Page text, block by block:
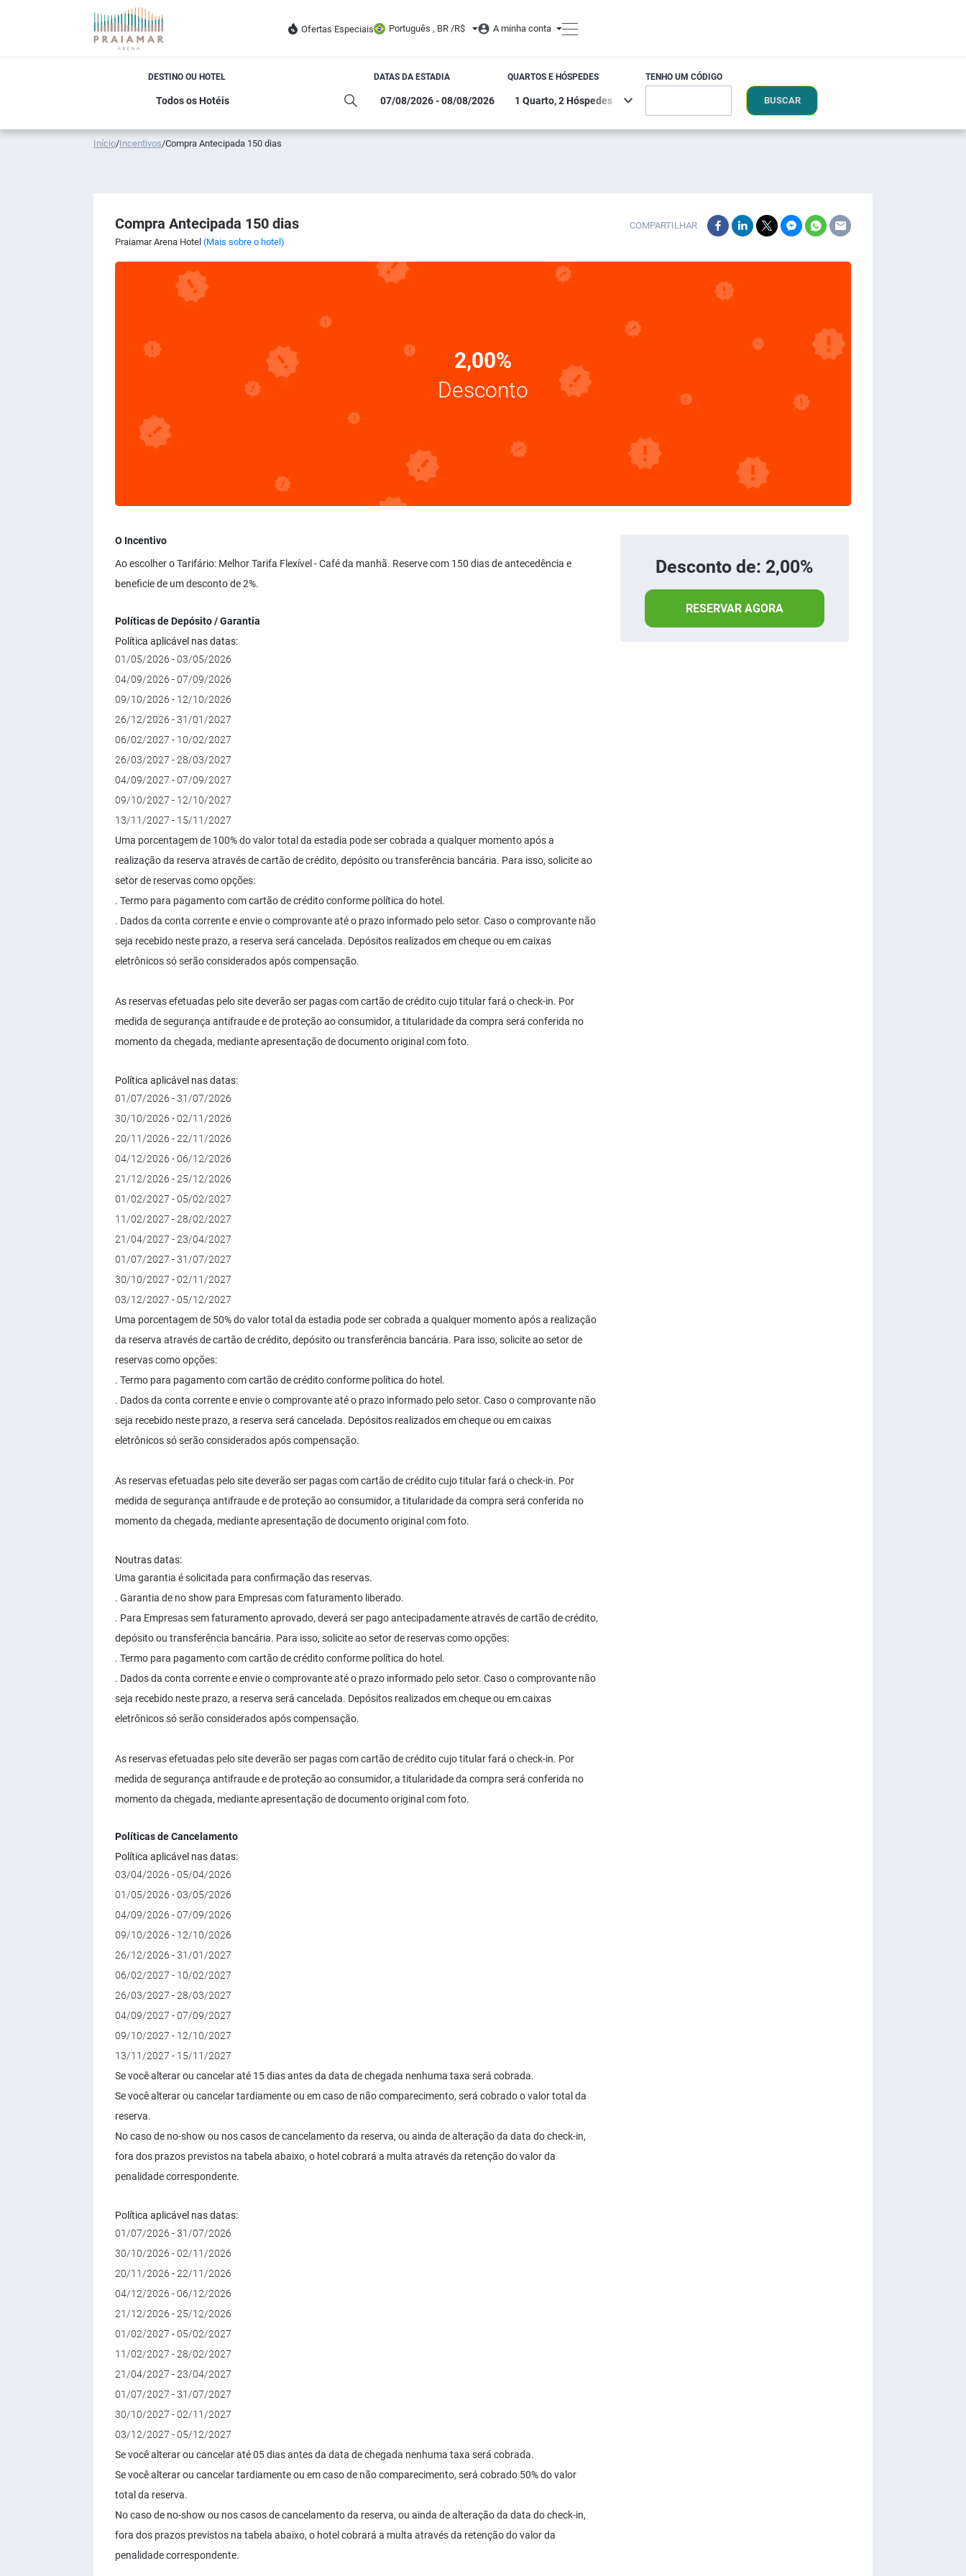
Ofertas Especiais Português , BR /R$ A minha conta
DESTINO OU HOTEL DATAS DA ESTADIA QUARTOS E HÓSPEDES TENHO UM CÓDIGO
BUSCAR
Início/Incentivos/Compra Antecipada 150 dias
Compra Antecipada 150 dias
Praiamar Arena Hotel (Mais sobre o hotel)
COMPARTILHAR
2,00%
Desconto
O Incentivo
Ao escolher o Tarifário: Melhor Tarifa Flexível - Café da manhã. Reserve com 150 dias de antecedência e
beneficie de um desconto de 2%.
Políticas de Depósito / Garantia
Política aplicável nas datas:
01/05/2026 - 03/05/2026
04/09/2026 - 07/09/2026
09/10/2026 - 12/10/2026
26/12/2026 - 31/01/2027
06/02/2027 - 10/02/2027
26/03/2027 - 28/03/2027
04/09/2027 - 07/09/2027
09/10/2027 - 12/10/2027
13/11/2027 - 15/11/2027
Uma porcentagem de 100% do valor total da estadia pode ser cobrada a qualquer momento após a
realização da reserva através de cartão de crédito, depósito ou transferência bancária. Para isso, solicite ao
setor de reservas como opções:
. Termo para pagamento com cartão de crédito conforme política do hotel.
. Dados da conta corrente e envie o comprovante até o prazo informado pelo setor. Caso o comprovante não
seja recebido neste prazo, a reserva será cancelada. Depósitos realizados em cheque ou em caixas
eletrônicos só serão considerados após compensação.
As reservas efetuadas pelo site deverão ser pagas com cartão de crédito cujo titular fará o check-in. Por
medida de segurança antifraude e de proteção ao consumidor, a titularidade da compra será conferida no
momento da chegada, mediante apresentação de documento original com foto.
Política aplicável nas datas:
01/07/2026 - 31/07/2026
30/10/2026 - 02/11/2026
20/11/2026 - 22/11/2026
04/12/2026 - 06/12/2026
21/12/2026 - 25/12/2026
01/02/2027 - 05/02/2027
11/02/2027 - 28/02/2027
21/04/2027 - 23/04/2027
01/07/2027 - 31/07/2027
30/10/2027 - 02/11/2027
03/12/2027 - 05/12/2027
Uma porcentagem de 50% do valor total da estadia pode ser cobrada a qualquer momento após a realização
da reserva através de cartão de crédito, depósito ou transferência bancária. Para isso, solicite ao setor de
reservas como opções:
. Termo para pagamento com cartão de crédito conforme política do hotel.
. Dados da conta corrente e envie o comprovante até o prazo informado pelo setor. Caso o comprovante não
seja recebido neste prazo, a reserva será cancelada. Depósitos realizados em cheque ou em caixas
eletrônicos só serão considerados após compensação.
As reservas efetuadas pelo site deverão ser pagas com cartão de crédito cujo titular fará o check-in. Por
medida de segurança antifraude e de proteção ao consumidor, a titularidade da compra será conferida no
momento da chegada, mediante apresentação de documento original com foto.
Noutras datas:
Uma garantia é solicitada para confirmação das reservas.
. Garantia de no show para Empresas com faturamento liberado.
. Para Empresas sem faturamento aprovado, deverá ser pago antecipadamente através de cartão de crédito,
depósito ou transferência bancária. Para isso, solicite ao setor de reservas como opções:
. Termo para pagamento com cartão de crédito conforme política do hotel.
. Dados da conta corrente e envie o comprovante até o prazo informado pelo setor. Caso o comprovante não
seja recebido neste prazo, a reserva será cancelada. Depósitos realizados em cheque ou em caixas
eletrônicos só serão considerados após compensação.
As reservas efetuadas pelo site deverão ser pagas com cartão de crédito cujo titular fará o check-in. Por
medida de segurança antifraude e de proteção ao consumidor, a titularidade da compra será conferida no
momento da chegada, mediante apresentação de documento original com foto.
Políticas de Cancelamento
Política aplicável nas datas:
03/04/2026 - 05/04/2026
01/05/2026 - 03/05/2026
04/09/2026 - 07/09/2026
09/10/2026 - 12/10/2026
26/12/2026 - 31/01/2027
06/02/2027 - 10/02/2027
26/03/2027 - 28/03/2027
04/09/2027 - 07/09/2027
09/10/2027 - 12/10/2027
13/11/2027 - 15/11/2027
Se você alterar ou cancelar até 15 dias antes da data de chegada nenhuma taxa será cobrada.
Se você alterar ou cancelar tardiamente ou em caso de não comparecimento, será cobrado o valor total da
reserva.
No caso de no-show ou nos casos de cancelamento da reserva, ou ainda de alteração da data do check-in,
fora dos prazos previstos na tabela abaixo, o hotel cobrará a multa através da retenção do valor da
penalidade correspondente.
Política aplicável nas datas:
01/07/2026 - 31/07/2026
30/10/2026 - 02/11/2026
20/11/2026 - 22/11/2026
04/12/2026 - 06/12/2026
21/12/2026 - 25/12/2026
01/02/2027 - 05/02/2027
11/02/2027 - 28/02/2027
21/04/2027 - 23/04/2027
01/07/2027 - 31/07/2027
30/10/2027 - 02/11/2027
03/12/2027 - 05/12/2027
Se você alterar ou cancelar até 05 dias antes da data de chegada nenhuma taxa será cobrada.
Se você alterar ou cancelar tardiamente ou em caso de não comparecimento, será cobrado 50% do valor
total da reserva.
No caso de no-show ou nos casos de cancelamento da reserva, ou ainda de alteração da data do check-in,
fora dos prazos previstos na tabela abaixo, o hotel cobrará a multa através da retenção do valor da
penalidade correspondente.
Desconto de: 2,00%
RESERVAR AGORA